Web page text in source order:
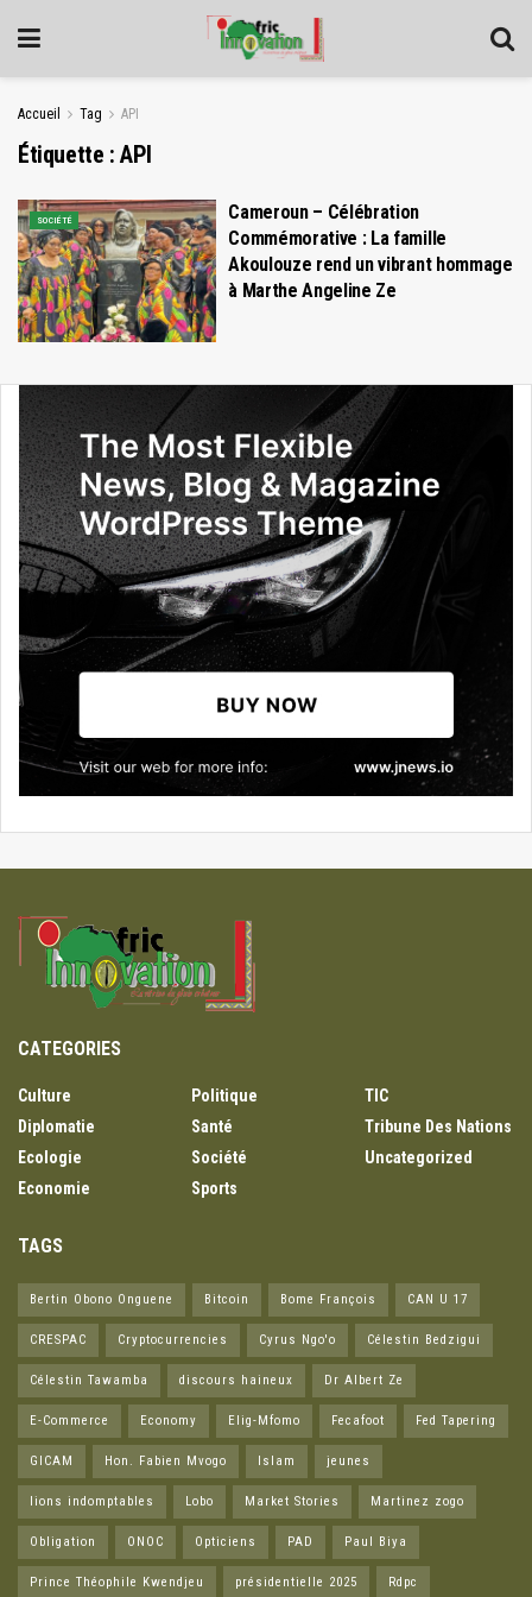
Accueil Tag API
Étiquette :API
SOCIÉTÉ
Cameroun – Célébration
Commémorative : La famille
Akoulouze rend un vibrant hommage
à Marthe Angeline Ze
CATEGORIES
Culture
Diplomatie
Ecologie
Economie
Politique
Santé
Société
Sports
TIC
Tribune Des Nations
Uncategorized
TAGS
Bertin Obono Onguene Bitcoin Bome François CAN U 17
CRESPAC Cryptocurrencies Cyrus Ngo'o Célestin Bedzigui
Célestin Tawamba discours haineux Dr Albert Ze
E-Commerce Economy Elig-Mfomo Fecafoot Fed Tapering
GICAM Hon. Fabien Mvogo Islam jeunes
lions indomptables Lobo Market Stories Martinez zogo
Obligation ONOC Opticiens PAD Paul Biya
Prince Théophile Kwendjeu présidentielle 2025 Rdpc